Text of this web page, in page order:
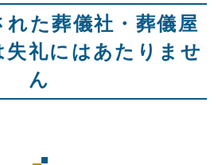
れた葬儀社・葬儀屋
失礼にはあたりませ
ん